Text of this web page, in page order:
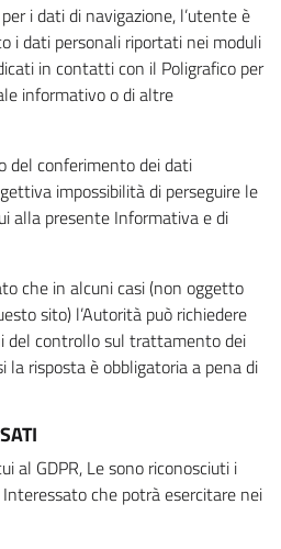
i dati di navigazione, l’utente è
i dati personali riportati nei moduli
in contatti con il Poligrafico per
informativo o di altre
del conferimento dei dati
impossibilità di perseguire le
alla presente Informativa e di
che in alcuni casi (non oggetto
sito) l’Autorità può richiedere
del controllo sul trattamento dei
la risposta è obbligatoria a pena di
al GDPR, Le sono riconosciuti i
che potrà esercitare nei